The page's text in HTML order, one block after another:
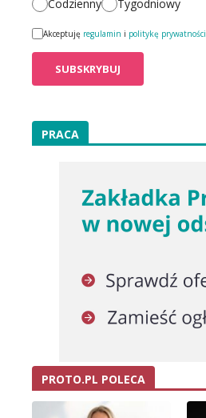
Codzienny Tygodniowy
Akceptuję regulamin i politykę prywatności
PRACA
PROTO.PL POLECA